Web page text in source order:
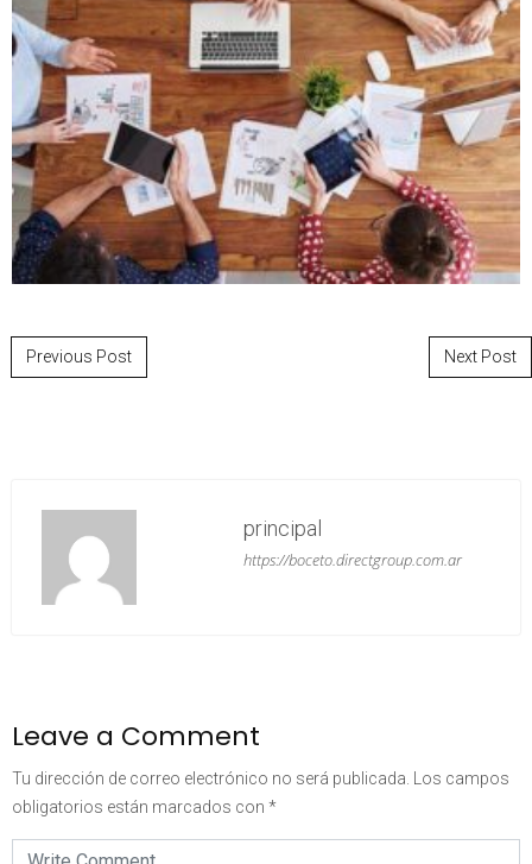
Post navigation
Previous Post Next Post
principal
https://boceto.directgroup.com.ar
Leave a Comment
Tu dirección de correo electrónico no será publicada.
Los campos
obligatorios están marcados con *